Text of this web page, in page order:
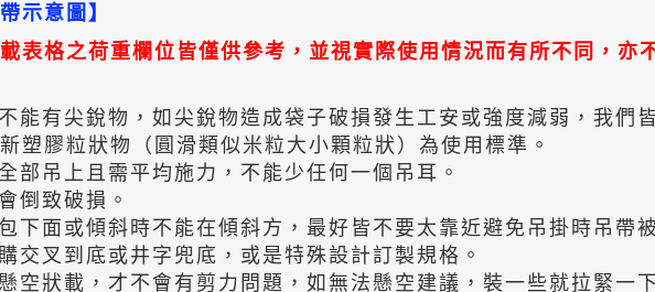
示意圖】
表格之荷重欄位皆僅供參考，並視實際使用情況而有所不同，亦
能有尖銳物，如尖銳物造成袋子破損發生工安或強度減弱，我們
塑膠粒狀物（圓滑類似米粒大小顆粒狀）為使用標準。
部吊上且需平均施力，不能少任何一個吊耳。
倒致破損。
下面或傾斜時不能在傾斜方，最好皆不要太靠近避免吊掛時吊帶
交叉到底或井字兜底，或是特殊設計訂製規格。
空狀載，才不會有剪力問題，如無法懸空建議，裝一些就拉緊一